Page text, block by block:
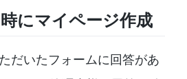
にマイページ作成
だいたフォームに回答があ